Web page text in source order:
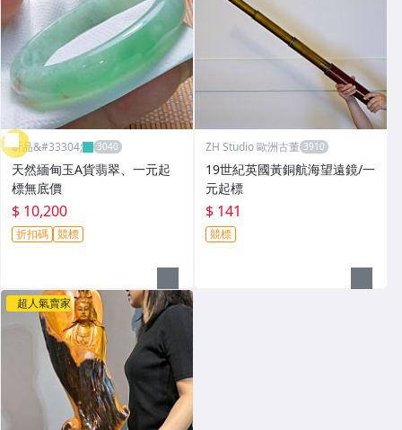
昕品&#33304;
天然緬甸玉A貨翡翠、一元起
標無底價
$ 10,200
折扣碼 競標
ZH Studio 歐洲古董
19世紀英國黃銅航海望遠鏡/一
元起標
$ 141
競標
超人氣賣家